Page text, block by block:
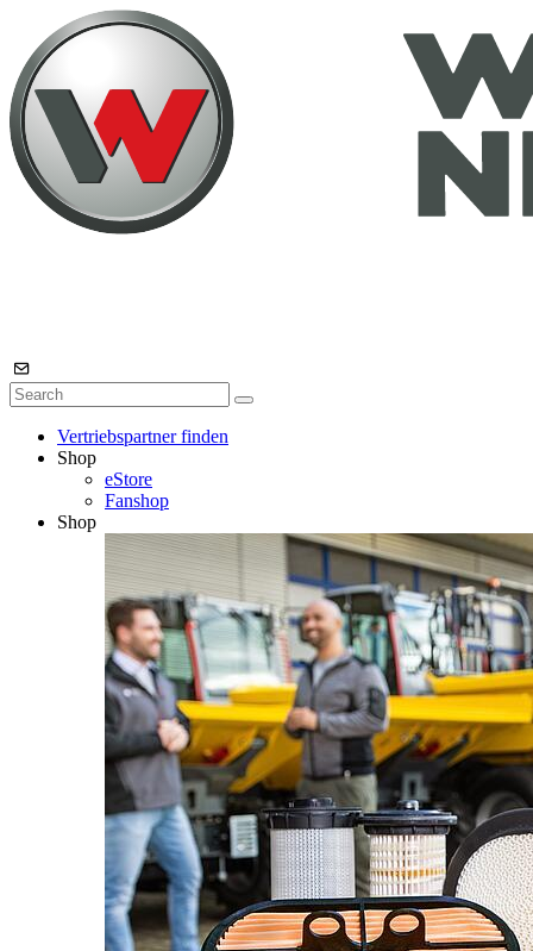
Vertriebspartner finden
Shop
eStore
Fanshop
Shop